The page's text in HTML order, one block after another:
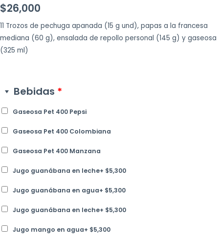
$26,000
11 Trozos de pechuga apanada (15 g und), papas a la francesa
mediana (60 g), ensalada de repollo personal (145 g) y gaseosa
(325 ml)
Bebidas *
Gaseosa Pet 400 Pepsi
Gaseosa Pet 400 Colombiana
Gaseosa Pet 400 Manzana
Jugo guanábana en leche+ $5,300
Jugo guanábana en agua+ $5,300
Jugo guanábana en leche+ $5,300
Jugo mango en agua+ $5,300